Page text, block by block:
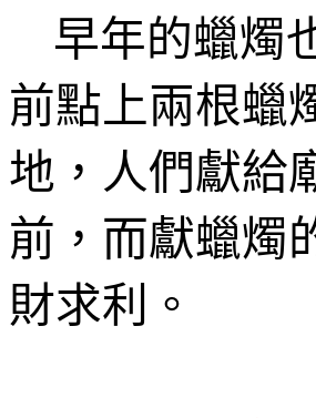
早年的蠟燭
前點上兩根蠟
地，人們獻給
前，而獻蠟燭
財求利。